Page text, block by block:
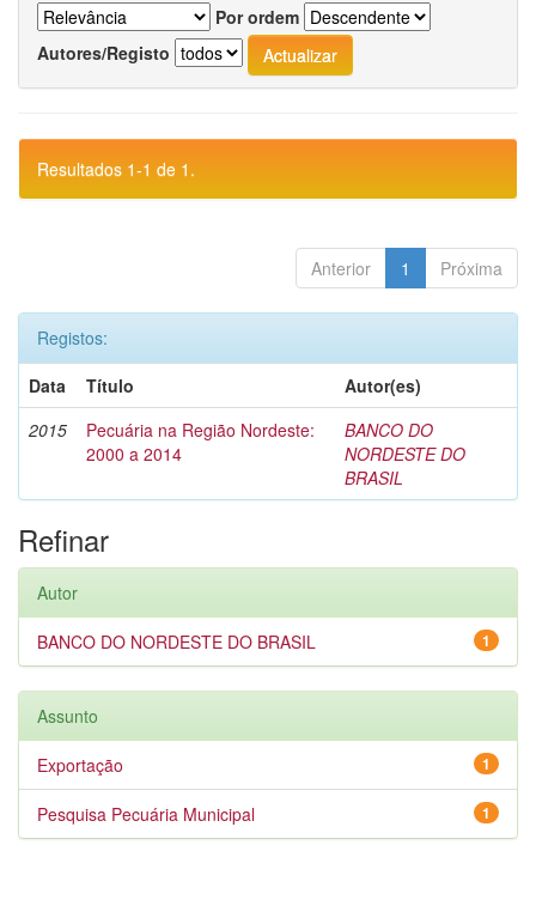
Por ordem
Autores/Registo
Resultados 1-1 de 1.
Anterior 1 Próxima
Registos:
Data
Título
Autor(es)
2015
Pecuária na Região Nordeste:
2000 a 2014
BANCO DO
NORDESTE DO
BRASIL
Refinar
Autor
1
BANCO DO NORDESTE DO BRASIL
Assunto
1
Exportação
1
Pesquisa Pecuária Municipal